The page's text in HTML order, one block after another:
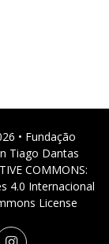
• Fundação
Tiago Dantas
COMMONS:
4.0 Internacional
License